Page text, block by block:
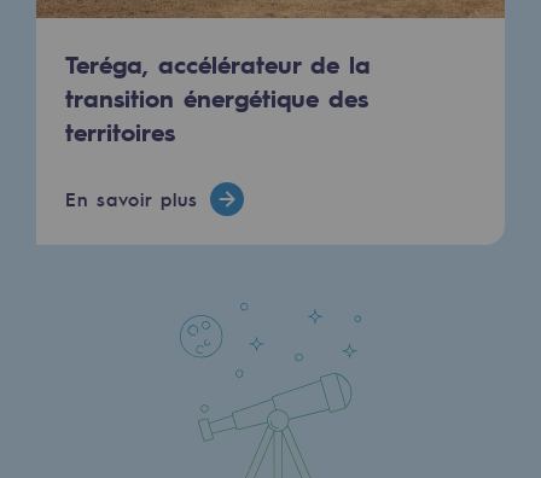
Newsroom
Newsroom
Communiqués de presse
Documentation
L'édito Teréga
Les actions soutenues par Teréga
Teréga, accélérateur de la
transition énergétique des
territoires
En savoir plus